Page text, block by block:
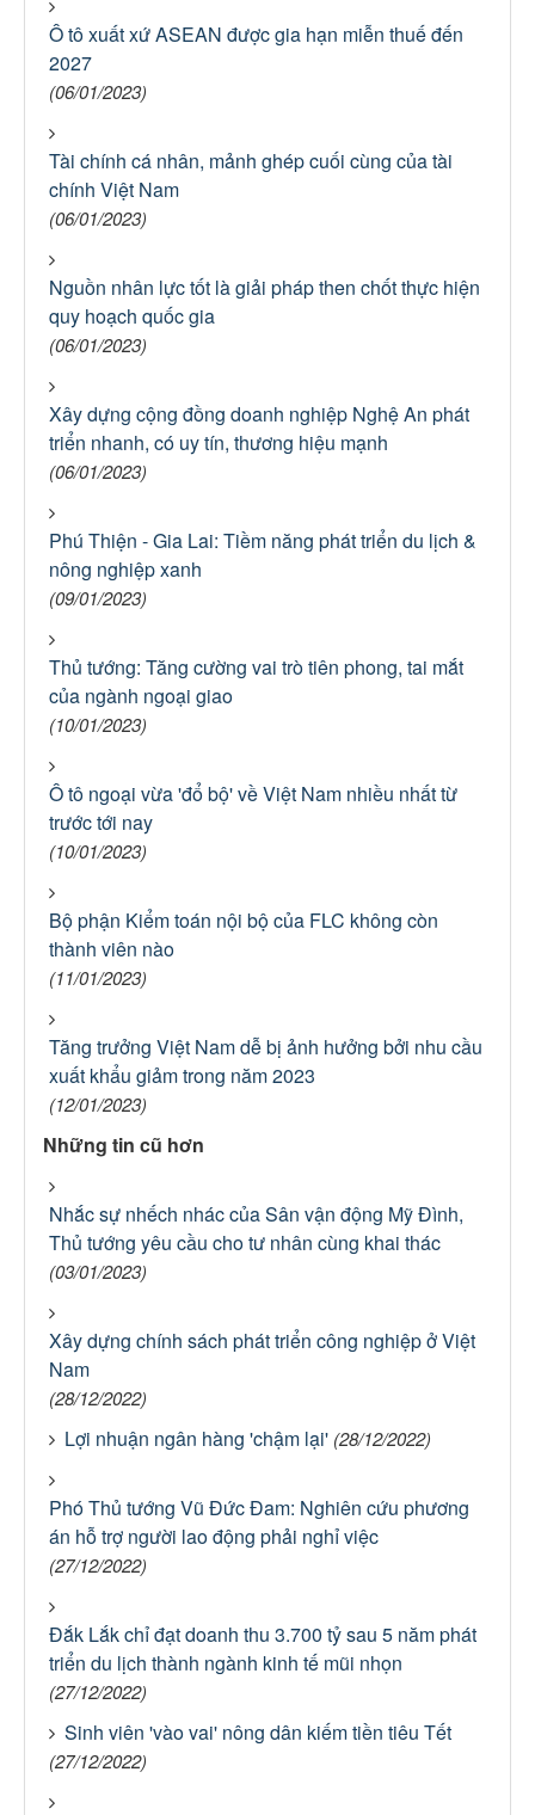
Ô tô xuất xứ ASEAN được gia hạn miễn thuế đến
2027
(06/01/2023)
Tài chính cá nhân, mảnh ghép cuối cùng của tài
chính Việt Nam
(06/01/2023)
Nguồn nhân lực tốt là giải pháp then chốt thực hiện
quy hoạch quốc gia
(06/01/2023)
Xây dựng cộng đồng doanh nghiệp Nghệ An phát
triển nhanh, có uy tín, thương hiệu mạnh
(06/01/2023)
Phú Thiện - Gia Lai: Tiềm năng phát triển du lịch &
nông nghiệp xanh
(09/01/2023)
Thủ tướng: Tăng cường vai trò tiên phong, tai mắt
của ngành ngoại giao
(10/01/2023)
Ô tô ngoại vừa 'đổ bộ' về Việt Nam nhiều nhất từ
trước tới nay
(10/01/2023)
Bộ phận Kiểm toán nội bộ của FLC không còn
thành viên nào
(11/01/2023)
Tăng trưởng Việt Nam dễ bị ảnh hưởng bởi nhu cầu
xuất khẩu giảm trong năm 2023
(12/01/2023)
Những tin cũ hơn
Nhắc sự nhếch nhác của Sân vận động Mỹ Đình,
Thủ tướng yêu cầu cho tư nhân cùng khai thác
(03/01/2023)
Xây dựng chính sách phát triển công nghiệp ở Việt
Nam
(28/12/2022)
Lợi nhuận ngân hàng 'chậm lại' (28/12/2022)
Phó Thủ tướng Vũ Đức Đam: Nghiên cứu phương
án hỗ trợ người lao động phải nghỉ việc
(27/12/2022)
Đắk Lắk chỉ đạt doanh thu 3.700 tỷ sau 5 năm phát
triển du lịch thành ngành kinh tế mũi nhọn
(27/12/2022)
Sinh viên 'vào vai' nông dân kiếm tiền tiêu Tết
(27/12/2022)